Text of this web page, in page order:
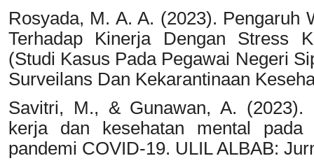
Rosyada, M. A. A. (2023). Pengaruh
Terhadap Kinerja Dengan Stress
(Studi Kasus Pada Pegawai Negeri
Surveilans Dan Kekarantinaan
Savitri, M., & Gunawan, A. (2023).
kerja dan kesehatan mental
pandemi COVID-19. ULIL ALBAB: